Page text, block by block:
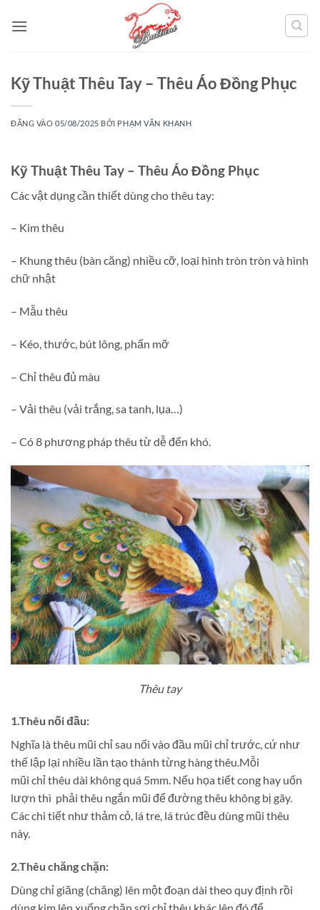
qua
Kỹ Thuật Thêu Tay – Thêu Áo Đồng Phục
ĐĂNG VÀO05/08/2025 BỞI PHẠM VĂN KHANH
Kỹ Thuật Thêu Tay – Thêu Áo Đồng Phục
Các vật dụng cần thiết dùng cho thêu tay:
– Kim thêu
– Khung thêu (bàn căng) nhiều cỡ, loại hình tròn tròn và hình
chữ nhật
– Mẫu thêu
– Kéo, thước, bút lông, phấn mỡ
– Chỉ thêu đủ màu
– Vải thêu (vải trắng, sa tanh, lụa…)
– Có 8 phương pháp thêu từ dễ đến khó.
Thêu tay
1.Thêu nối đầu:
Nghĩa là thêu mũi chỉ sau nối vào đầu mũi chỉ trước, cứ như
thế lập lại nhiều lần tạo thành từng hàng thêu.Mỗi
mũi chỉ thêu dài không quá 5mm. Nếu họa tiết cong hay uốn
lượn thì phải thêu ngắn mũi để đường thêu không bị gãy.
Các chi tiết như thảm cỏ, lá tre, lá trúc đều dùng mũi thêu
này.
2.Thêu chăng chặn:
Dùng chỉ giăng (chăng) lên một đoạn dài theo quy định rồi